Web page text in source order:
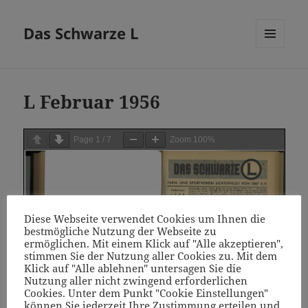
Das Schwarze L
L Februar 1956
Page 1 / 7 Zoom 100%
Diese Webseite verwendet Cookies um Ihnen die
bestmögliche Nutzung der Webseite zu
ermöglichen. Mit einem Klick auf "Alle akzeptieren",
stimmen Sie der Nutzung aller Cookies zu. Mit dem
Klick auf "Alle ablehnen" untersagen Sie die
Nutzung aller nicht zwingend erforderlichen
Cookies. Unter dem Punkt "Cookie Einstellungen"